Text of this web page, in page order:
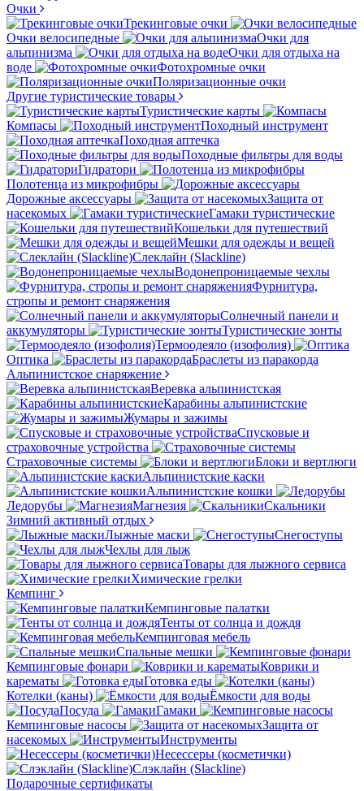
Очки
Трекинговые очки
Очки велосипедные
Очки для
альпинизма
Очки для отдыха на
воде
Фотохромные очки
Поляризационные очки
Другие туристические товары
Туристические карты
Компасы
Походный инструмент
Походная аптечка
Походные фильтры для воды
Гидратори
Полотенца из микрофибры
Дорожные аксессуары
Защита от
насекомых
Гамаки туристические
Кошельки для путешествий
Мешки для одежды и вещей
Слеклайн (Slackline)
Водонепроницаемые чехлы
Фурнитура,
стропы и ремонт снаряжения
Солнечный панели и
аккумуляторы
Туристические зонты
Термоодеяло (изофолия)
Оптика
Браслеты из паракорда
Альпинистское снаряжение
Веревка альпинистская
Карабины альпинистские
Жумары и зажимы
Спусковые и
страховочные устройства
Страховочные системы
Блоки и вертлюги
Альпинистские каски
Альпинистские кошки
Ледорубы
Магнезия
Скальники
Зимний активный отдых
Лыжные маски
Снегоступы
Чехлы для лыж
Товары для лыжного сервиса
Химические грелки
Кемпинг
Кемпинговые палатки
Тенты от солнца и дождя
Кемпинговая мебель
Спальные мешки
Кемпинговые фонари
Коврики и
карематы
Готовка еды
Котелки (каны)
Ёмкости для воды
Посуда
Гамаки
Кемпинговые насосы
Защита от
насекомых
Инструменты
Несессеры (косметички)
Слэклайн (Slackline)
Подарочные сертификаты